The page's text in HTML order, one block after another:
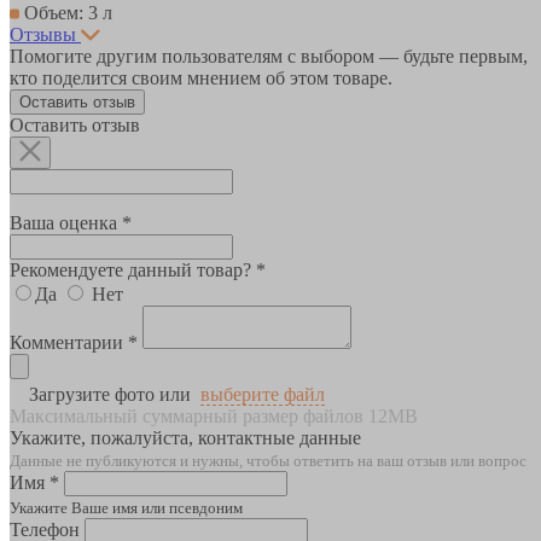
Объем: 3 л
Отзывы
Помогите другим пользователям с выбором — будьте первым,
кто поделится своим мнением об этом товаре.
Оставить отзыв
Оставить отзыв
Ваша оценка *
Рекомендуете данный товар? *
Да
Нет
Комментарии *
Загрузите фото или выберите файл
Максимальный суммарный размер файлов 12MB
Укажите, пожалуйста, контактные данные
Данные не публикуются и нужны, чтобы ответить на ваш отзыв или вопрос
Имя *
Укажите Ваше имя или псевдоним
Телефон